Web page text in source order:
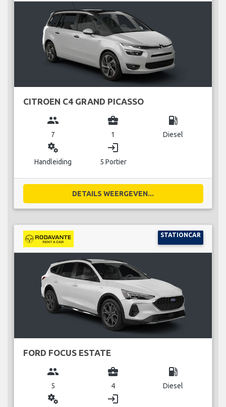
CITROEN C4 GRAND PICASSO
group
7
business_center
1
local_gas_station
Diesel
miscellaneous_services
Handleiding
login
5 Portier
DETAILS WEERGEVEN...
STATIONCAR
FORD FOCUS ESTATE
group
5
business_center
4
local_gas_station
Diesel
miscellaneous_services login